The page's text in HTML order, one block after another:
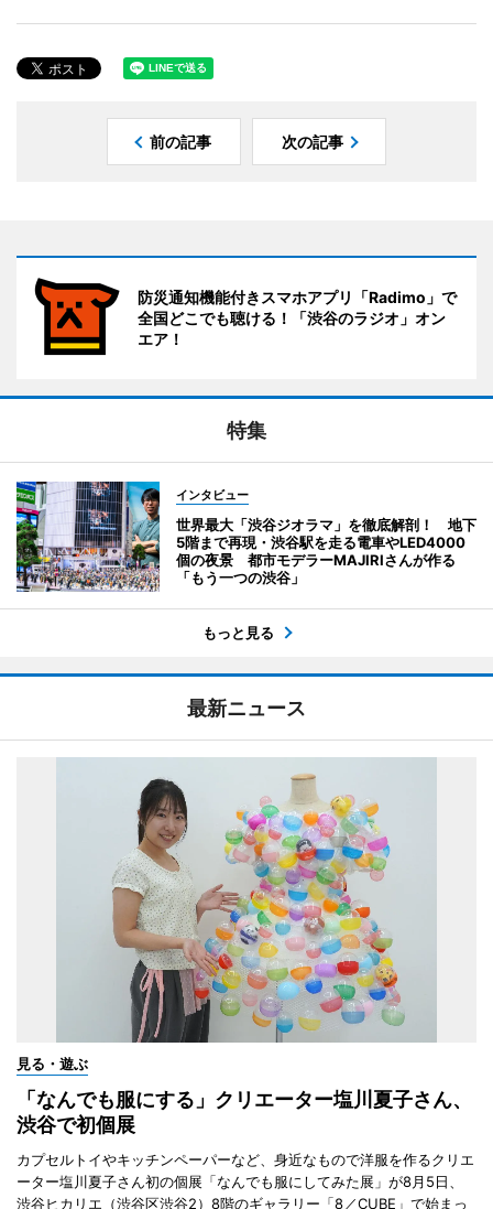
前の記事 次の記事
防災通知機能付きスマホアプリ「Radimo」で
全国どこでも聴ける！「渋谷のラジオ」オン
エア！
特集
インタビュー
世界最大「渋谷ジオラマ」を徹底解剖！ 地下
5階まで再現・渋谷駅を走る電車やLED4000
個の夜景 都市モデラーMAJIRIさんが作る
「もう一つの渋谷」
もっと見る
最新ニュース
見る・遊ぶ
「なんでも服にする」クリエーター塩川夏子さん、
渋谷で初個展
カプセルトイやキッチンペーパーなど、身近なもので洋服を作るクリエ
ーター塩川夏子さん初の個展「なんでも服にしてみた展」が8月5日、
渋谷ヒカリエ（渋谷区渋谷2）8階のギャラリー「8／CUBE」で始まっ